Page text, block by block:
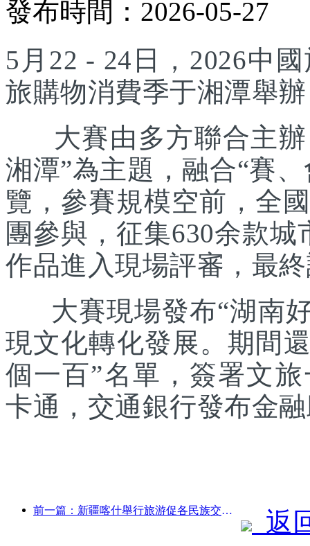
發布時間：2026-05-27
5月22 - 24日，2026中
旅購物消費季于湘潭舉
大賽由多方聯合主辦
湘潭”為主題，融合“賽
覽，參賽規模空前，全
團參與，征集630余款
作品進入現場評審，最
大賽現場發布“湖南好
現文化轉化發展。期間
個一百”名單，簽署文
卡通，交通銀行發布金
前一篇：新疆喀什舉行旅游促各民族交流推廣活動 返